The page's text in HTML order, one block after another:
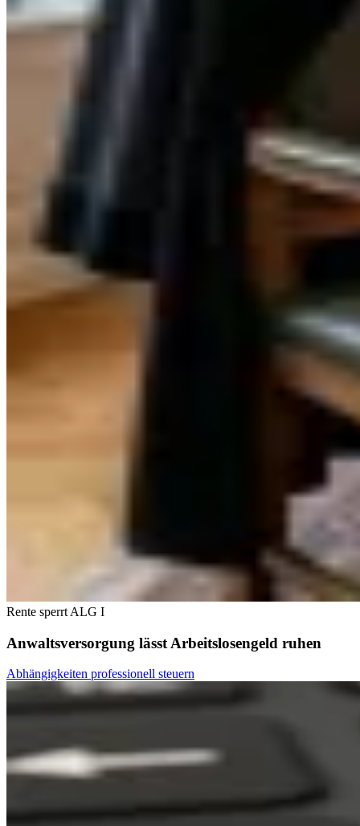
Rente sperrt ALG I
Anwaltsversorgung lässt Arbeitslosengeld ruhen
Abhängigkeiten professionell steuern